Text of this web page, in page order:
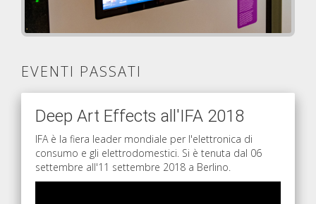
EVENTI PASSATI
Deep Art Effects all'IFA 2018
IFA è la fiera leader mondiale per l'elettronica di
consumo e gli elettrodomestici. Si è tenuta dal 06
settembre all'11 settembre 2018 a Berlino.